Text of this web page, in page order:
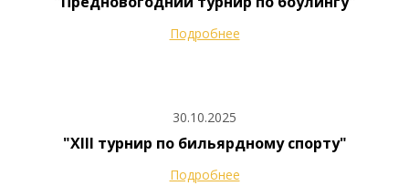
Подробнее
30.10.2025
"XIII турнир по бильярдному спорту"
Подробнее